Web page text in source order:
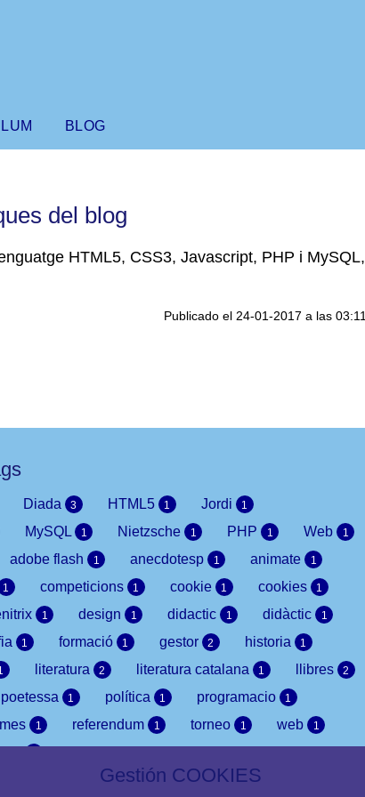
BLOG
del blog
HTML5, CSS3, Javascript, PHP i MySQL,
Publicado el 24-01-2017 a las 03:11
Diada 3 HTML5 1 Jordi 1
MySQL 1 Nietzsche 1 PHP 1 Web 1
adobe flash 1 anecdotesp 1 animate 1
1 competicions 1 cookie 1 cookies 1
1 design 1 didactic 1 didàctic 1
1 formació 1 gestor 2 historia 1
literatura 2 literatura catalana 1 llibres 2
poetessa 1 política 1 programacio 1
1 referendum 1 torneo 1 web 1
Gestión COOKIES